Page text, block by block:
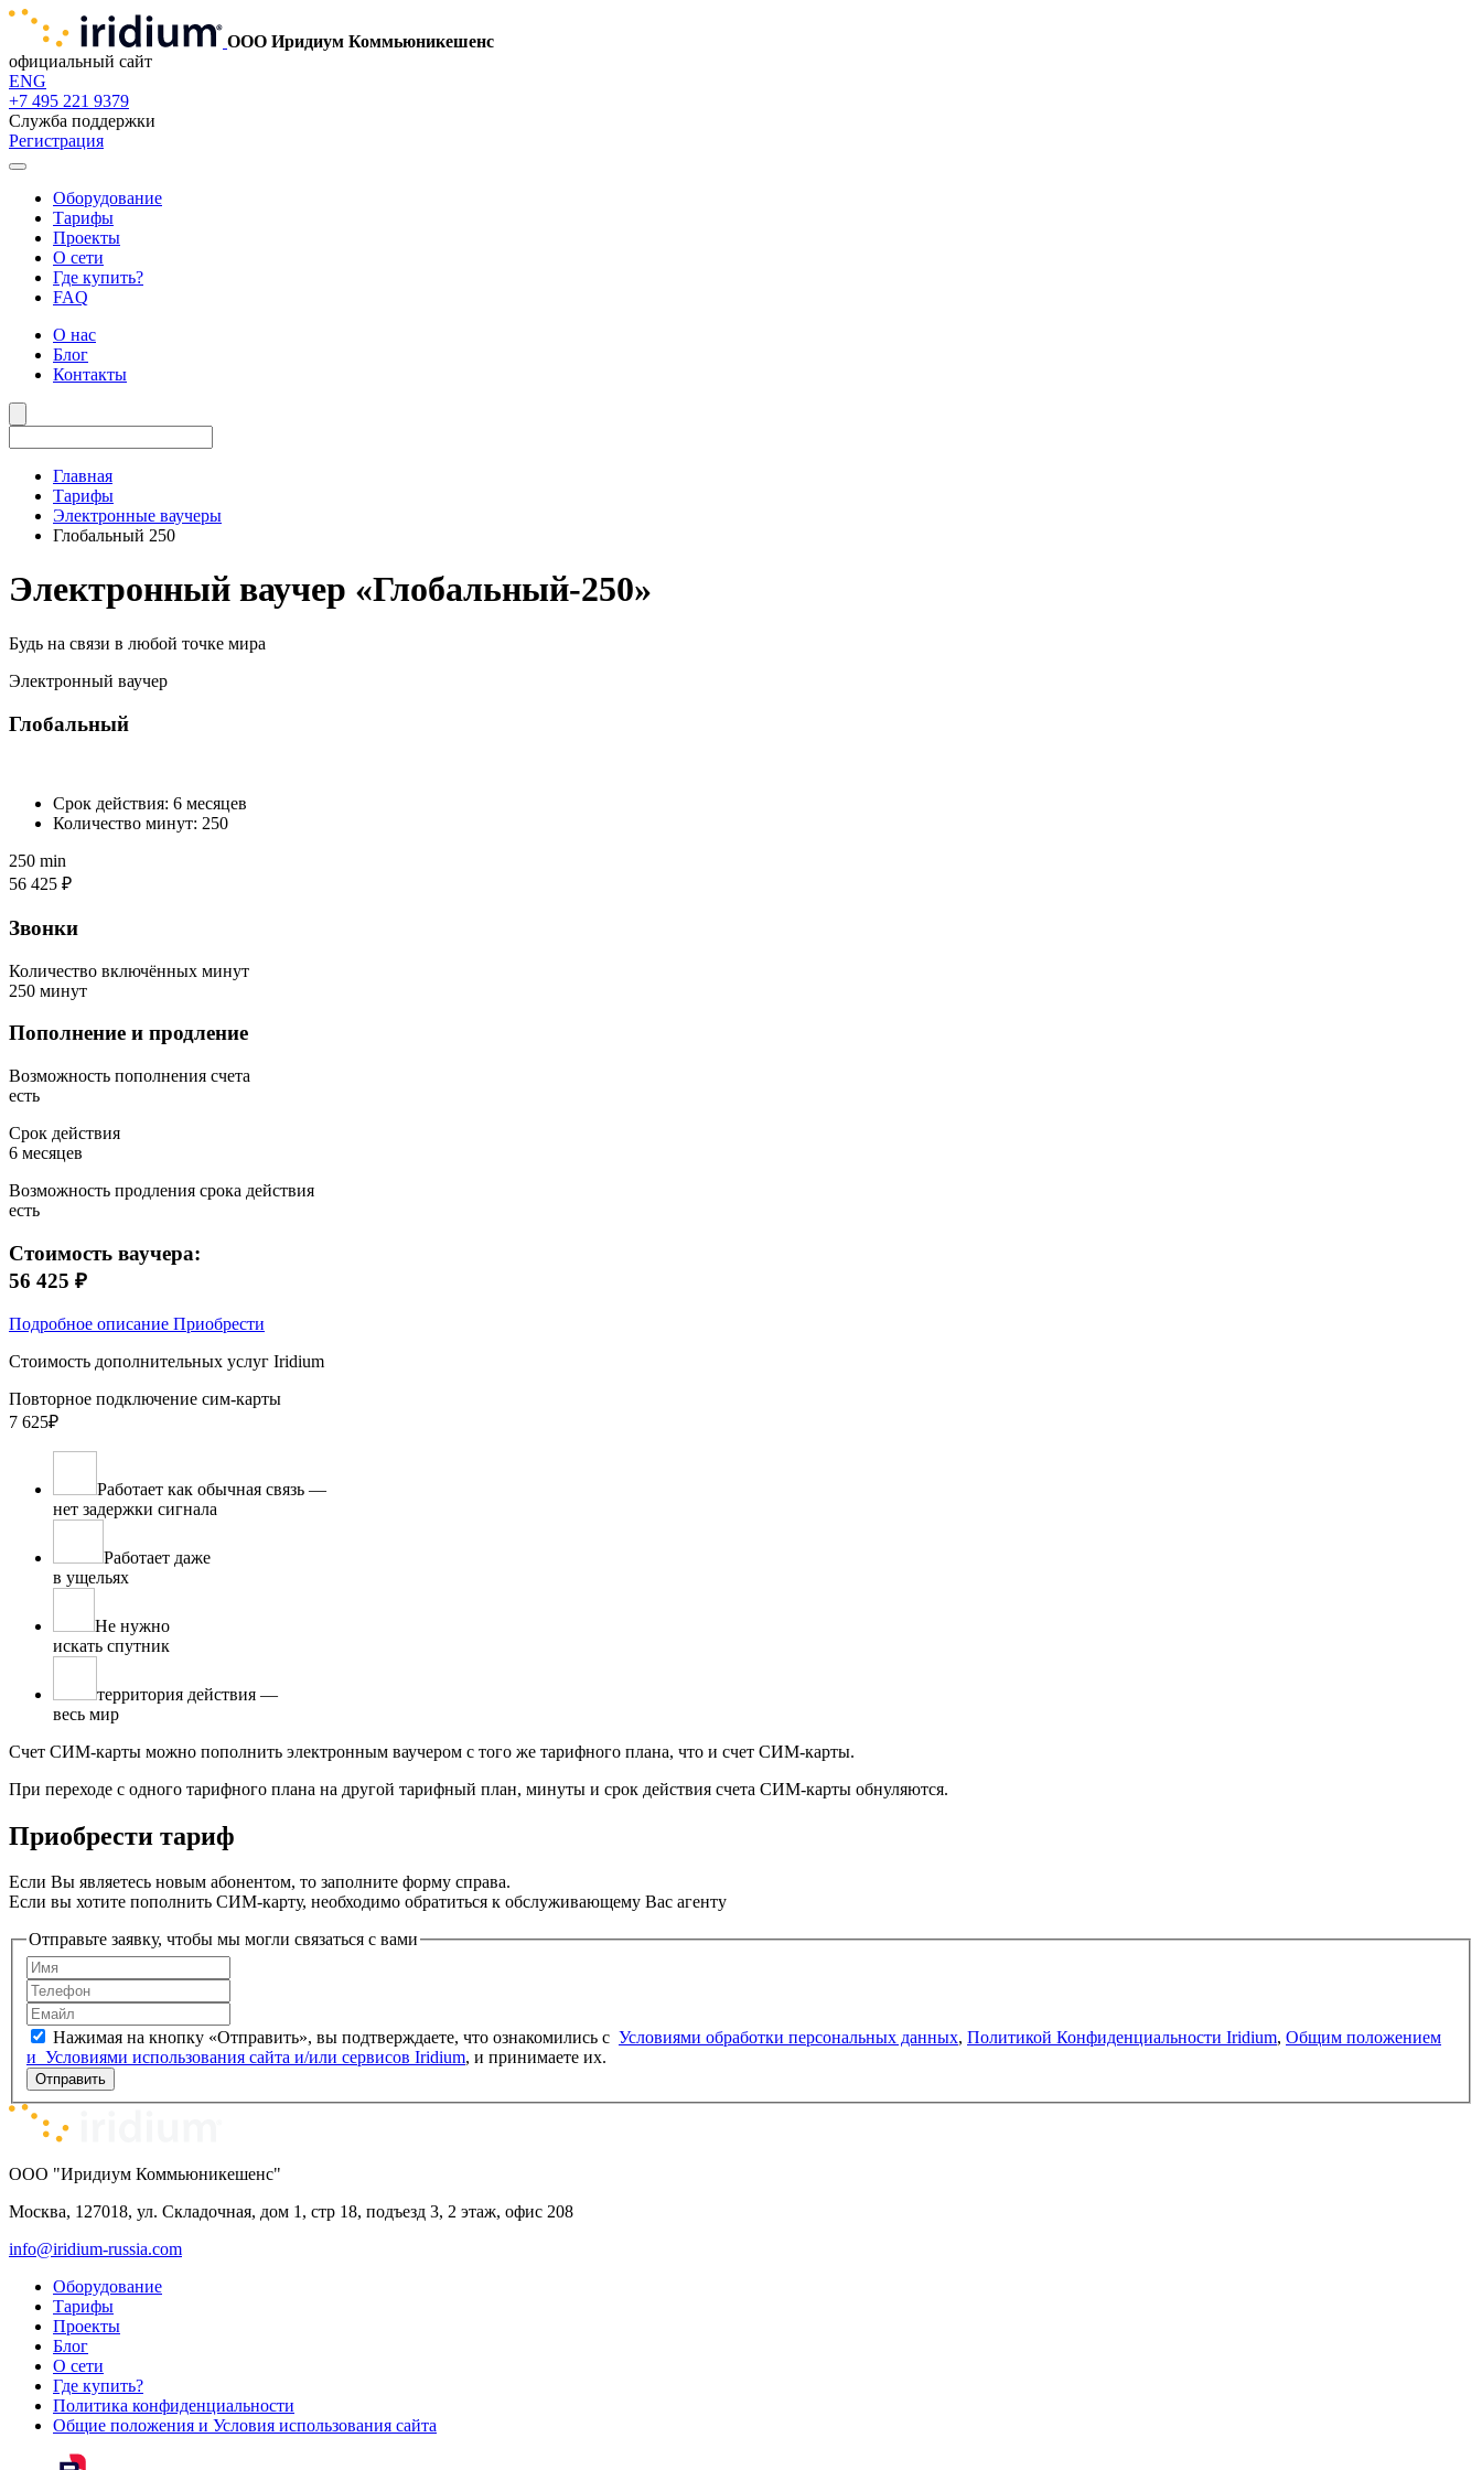
ООО Иридиум Коммьюникешенс
официальный сайт
ENG
+7 495 221 9379
Служба поддержки
Регистрация
Оборудование
Тарифы
Проекты
О сети
Где купить?
FAQ
О нас
Блог
Контакты
Главная
Тарифы
Электронные ваучеры
Глобальный 250
Электронный ваучер «Глобальный‑250»
Будь на связи в любой точке мира
Электронный ваучер
Глобальный
Срок действия: 6 месяцев
Количество минут: 250
250 min
56 425 ₽
Звонки
Количество включённых минут
250 минут
Пополнение и продление
Возможность пополнения счета
есть
Срок действия
6 месяцев
Возможность продления срока действия
есть
Стоимость ваучера:
56 425 ₽
Подробное описание Приобрести
Стоимость дополнительных услуг Iridium
Повторное подключение сим-карты
7 625₽
Работает как обычная связь —
нет задержки сигнала
Работает даже
в ущельях
Не нужно
искать спутник
территория дей­ствия —
весь мир
Счет СИМ-карты можно пополнить электронным ваучером с того же тарифного плана, что и счет СИМ-карты.
При переходе с одного тарифного плана на другой тарифный план, минуты и срок действия счета СИМ-карты обнуляются.
Приобрести тариф
Если Вы являетесь новым абонентом, то заполните форму справа.
Если вы хотите пополнить СИМ-карту, необходимо обратиться к обслуживающему Вас агенту
Отправьте заявку, чтобы мы могли связаться с вами
Нажимая на кнопку «Отправить», вы подтверждаете, что ознакомились c Условиями обработки персо­нальных данных, Политикой Конфи­денци­альности Iridium, Общим положением
и Условиями использо­вания сайта и/или сервисов Iridium , и принимаете их.
Отправить
ООО "Иридиум Коммьюникешенс"
Москва, 127018, ул. Складочная, дом 1, стр 18, подъезд 3, 2 этаж, офис 208
info@iridium-russia.com
Оборудование
Тарифы
Проекты
Блог
О сети
Где купить?
Политика конфиденциальности
Общие положения и Условия использования сайта